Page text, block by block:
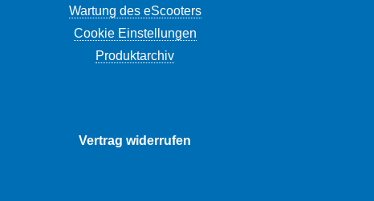
Wartung des eScooters
Cookie Einstellungen
Produktarchiv
Vertrag widerrufen